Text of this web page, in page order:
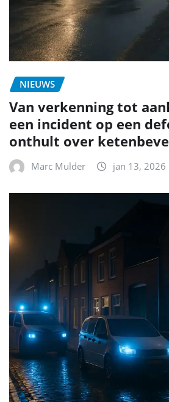
NIEUWS
Van verkenning tot
een incident op een
onthult over
Marc Mulder jan 13, 2026